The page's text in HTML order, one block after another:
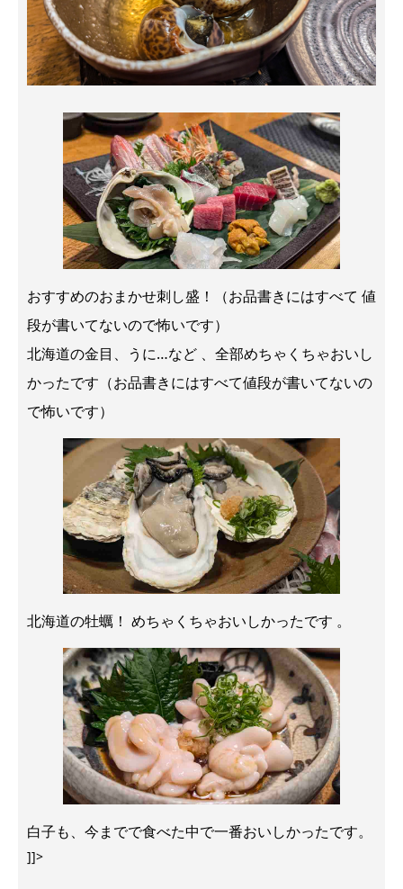
おすすめのおまかせ刺し盛！（お品書きにはすべて 値
段が書いてないので怖いです）
北海道の金目、うに…など 、全部めちゃくちゃおいし
かったです（お品書きにはすべて値段が書いてないの
で怖いです）
北海道の牡蠣！ めちゃくちゃおいしかったです 。
白子も、今までで食べた中で一番おいしかったです。
]]>